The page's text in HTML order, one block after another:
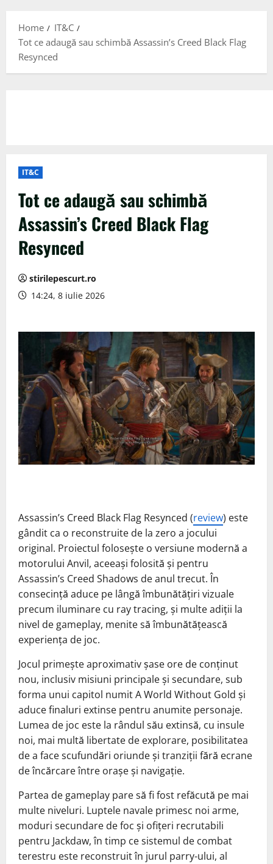
Home
IT&C
Tot ce adaugă sau schimbă Assassin’s Creed Black Flag
Resynced
IT&C
Tot ce adaugă sau schimbă
Assassin’s Creed Black Flag
Resynced
stirilepescurt.ro
14:24, 8 iulie 2026
Assassin’s Creed Black Flag Resynced (review) este
gândit ca o reconstruite de la zero a jocului
original. Proiectul folosește o versiune modernă a
motorului Anvil, aceeași folosită și pentru
Assassin’s Creed Shadows de anul trecut. În
consecință aduce pe lângă îmbunătățiri vizuale
precum iluminare cu ray tracing, și multe adiții la
nivel de gameplay, menite să îmbunătățească
experiența de joc.
Jocul primește aproximativ șase ore de conținut
nou, inclusiv misiuni principale și secundare, sub
forma unui capitol numit A World Without Gold și
aduce finaluri extinse pentru anumite personaje.
Lumea de joc este la rândul său extinsă, cu insule
noi, mai multă libertate de explorare, posibilitatea
de a face scufundări oriunde și tranziții fără ecrane
de încărcare între orașe și navigație.
Partea de gameplay pare să fi fost refăcută pe mai
multe niveluri. Luptele navale primesc noi arme,
moduri secundare de foc și ofițeri recrutabili
pentru Jackdaw, în timp ce sistemul de combat
terestru este reconstruit în jurul parry-ului, al